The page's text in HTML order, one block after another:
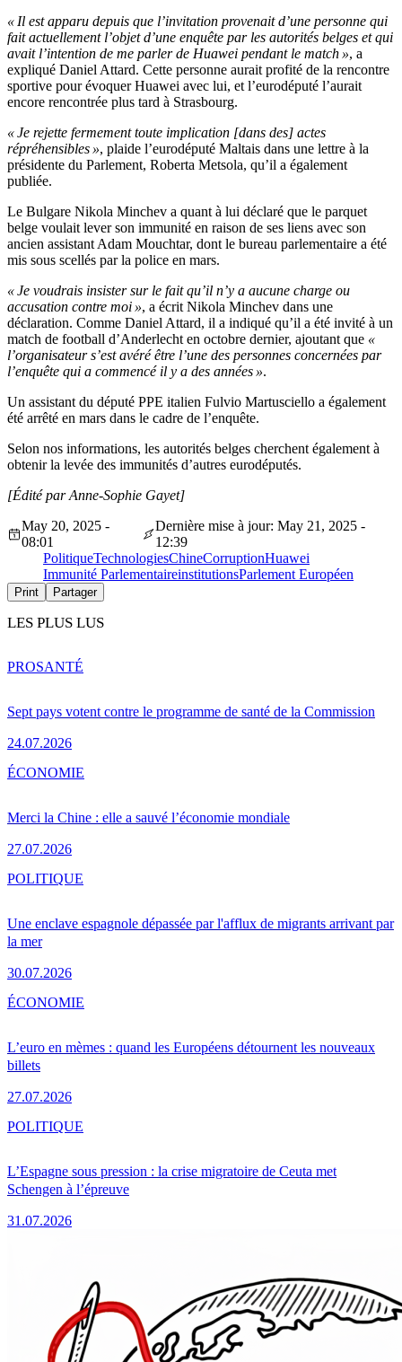
« Il est apparu depuis que l’invitation provenait d’une personne qui
fait actuellement l’objet d’une enquête par les autorités belges et qui
avait l’intention de me parler de Huawei pendant le match », a
expliqué Daniel Attard. Cette personne aurait profité de la rencontre
sportive pour évoquer Huawei avec lui, et l’eurodéputé l’aurait
encore rencontrée plus tard à Strasbourg.
« Je rejette fermement toute implication [dans des] actes
répréhensibles », plaide l’eurodéputé Maltais dans une lettre à la
présidente du Parlement, Roberta Metsola, qu’il a également
publiée.
Le Bulgare Nikola Minchev a quant à lui déclaré que le parquet
belge voulait lever son immunité en raison de ses liens avec son
ancien assistant Adam Mouchtar, dont le bureau parlementaire a été
mis sous scellés par la police en mars.
« Je voudrais insister sur le fait qu’il n’y a aucune charge ou
accusation contre moi », a écrit Nikola Minchev dans une
déclaration. Comme Daniel Attard, il a indiqué qu’il a été invité à un
match de football d’Anderlecht en octobre dernier, ajoutant que «
l’organisateur s’est avéré être l’une des personnes concernées par
l’enquête qui a commencé il y a des années ».
Un assistant du député PPE italien Fulvio Martusciello a également
été arrêté en mars dans le cadre de l’enquête.
Selon nos informations, les autorités belges cherchent également à
obtenir la levée des immunités d’autres eurodéputés.
[Édité par Anne-Sophie Gayet]
May 20, 2025 -
08:01
Dernière mise à jour: May 21, 2025 -
12:39
PolitiqueTechnologiesChineCorruptionHuawei
Immunité ParlementaireinstitutionsParlement Européen
Print Partager
LES PLUS LUS
Sept pays votent contre le programme de santé de la Commission
24.07.2026
PROSANTÉ
Merci la Chine : elle a sauvé l’économie mondiale
27.07.2026
ÉCONOMIE
Une enclave espagnole dépassée par l'afflux de migrants arrivant par
la mer
30.07.2026
POLITIQUE
L’euro en mèmes : quand les Européens détournent les nouveaux
billets
27.07.2026
ÉCONOMIE
L’Espagne sous pression : la crise migratoire de Ceuta met
Schengen à l’épreuve
31.07.2026
POLITIQUE